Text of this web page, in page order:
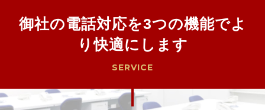
御社の電話対応を3つの機能でよ
り快適にします
SERVICE